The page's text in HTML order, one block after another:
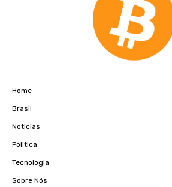
Home
Brasil
Noticias
Politica
Tecnologia
Sobre Nós